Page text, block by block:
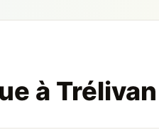
à Trélivan